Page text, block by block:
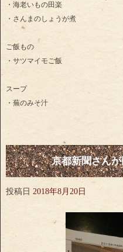
・海老いもの田楽
・さんまのしょうが煮
ご飯もの
・サツマイモご飯
スープ
・蕪のみそ汁
京都新聞さん
投稿日 2018年8月20日